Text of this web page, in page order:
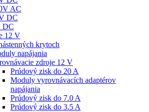
AC
DC
DC
12 V
krytoch
napájania
zdroje 12 V
Prúdový zisk do 20 A
Moduly vyrovnávacích adaptérov
napájania
Prúdový zisk do 7.0 A
Prúdový zisk do 3.5 A